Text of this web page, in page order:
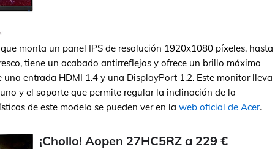
monta un panel IPS de resolución 1920x1080 píxeles, hasta
tiene un acabado antirreflejos y ofrece un brillo máximo
una entrada HDMI 1.4 y una DisplayPort 1.2. Este monitor lleva
y el soporte que permite regular la inclinación de la
de este modelo se pueden ver en la web oficial de Acer.
¡Chollo! Aopen 27HC5RZ a 229 €